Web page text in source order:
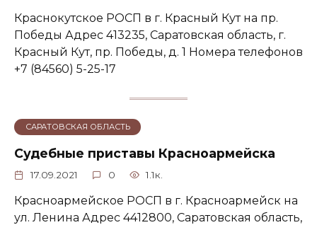
Краснокутское РОСП в г. Красный Кут на пр.
Победы Адрес 413235, Саратовская область, г.
Красный Кут, пр. Победы, д. 1 Номера телефонов
+7 (84560) 5-25-17
САРАТОВСКАЯ ОБЛАСТЬ
Судебные приставы Красноармейска
17.09.2021 0 1.1к.
Красноармейское РОСП в г. Красноармейск на
ул. Ленина Адрес 4412800, Саратовская область,